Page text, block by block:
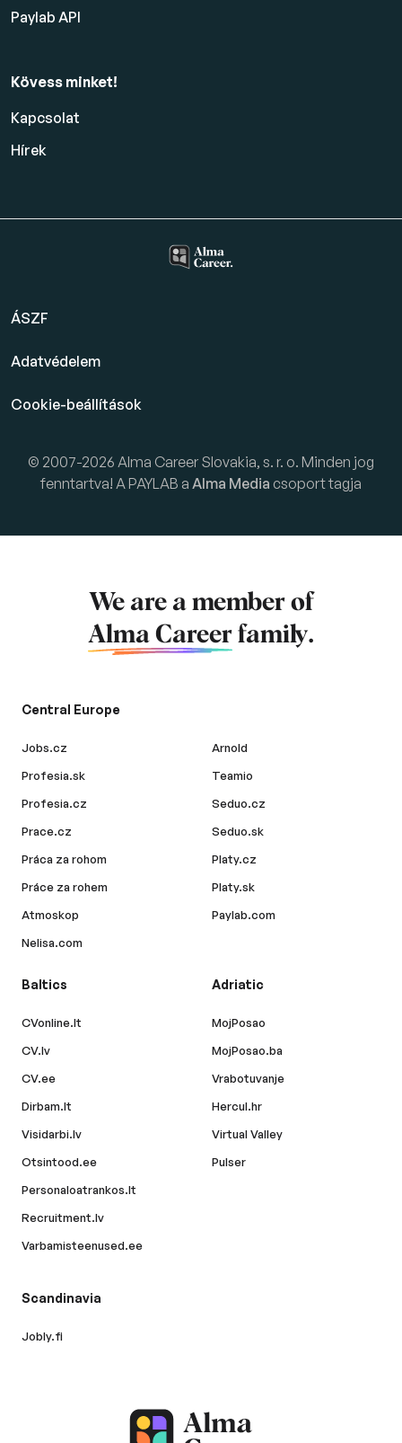
Paylab API
Kövess minket!
Kapcsolat
Hírek
ÁSZF
Adatvédelem
Cookie-beállítások
© 2007-2026 Alma Career Slovakia, s. r. o. Minden jog
fenntartva! A PAYLAB a Alma Media csoport tagja
We are a member of
Alma Career family.
Central Europe
Jobs.cz
Profesia.sk
Profesia.cz
Prace.cz
Práca za rohom
Práce za rohem
Atmoskop
Nelisa.com
Arnold
Teamio
Seduo.cz
Seduo.sk
Platy.cz
Platy.sk
Paylab.com
Baltics
CVonline.lt
CV.lv
CV.ee
Dirbam.lt
Visidarbi.lv
Otsintood.ee
Personaloatrankos.lt
Recruitment.lv
Varbamisteenused.ee
Adriatic
MojPosao
MojPosao.ba
Vrabotuvanje
Hercul.hr
Virtual Valley
Pulser
Scandinavia
Jobly.fi